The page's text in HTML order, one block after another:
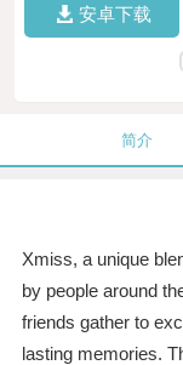
安卓下载
简介
Xmiss, a unique
by people around
friends gather to
lasting memories.